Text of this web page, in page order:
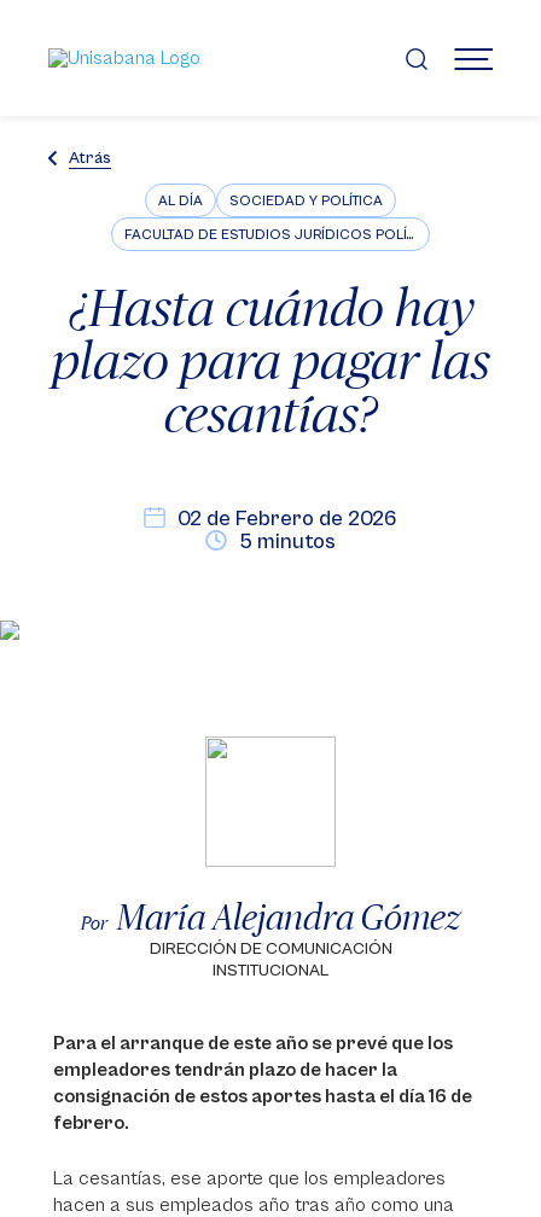
contenido
principal
MENÚ
Atrás
AL DÍA SOCIEDAD Y POLÍTICA
FACULTAD DE ESTUDIOS JURÍDICOS POLÍTICOS E INTERNACIONALES
¿Hasta cuándo hay
plazo para pagar las
cesantías?
02 de Febrero de 2026
5 minutos
Por María Alejandra Gómez
DIRECCIÓN DE COMUNICACIÓN
INSTITUCIONAL
Para el arranque de este año se prevé que los
empleadores tendrán plazo de hacer la
consignación de estos aportes hasta el día 16 de
febrero.
La cesantías, ese aporte que los empleadores
hacen a sus empleados año tras año como una